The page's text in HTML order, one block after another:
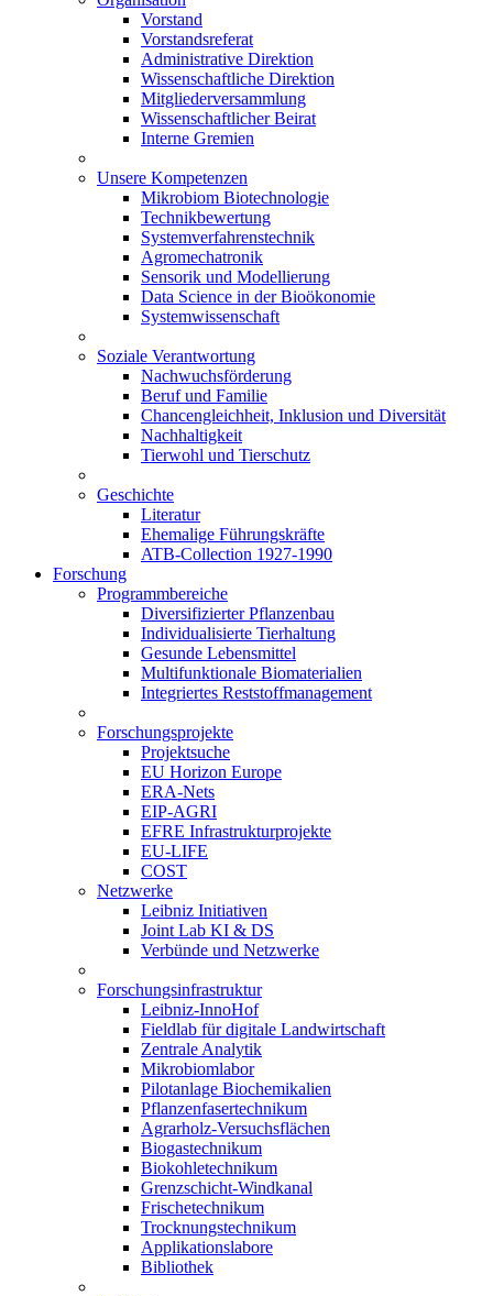
Vorstand
Vorstandsreferat
Administrative Direktion
Wissenschaftliche Direktion
Mitgliederversammlung
Wissenschaftlicher Beirat
Interne Gremien
Unsere Kompetenzen
Mikrobiom Biotechnologie
Technikbewertung
Systemverfahrenstechnik
Agromechatronik
Sensorik und Modellierung
Data Science in der Bioökonomie
Systemwissenschaft
Soziale Verantwortung
Nachwuchsförderung
Beruf und Familie
Chancengleichheit, Inklusion und Diversität
Nachhaltigkeit
Tierwohl und Tierschutz
Geschichte
Literatur
Ehemalige Führungskräfte
ATB-Collection 1927-1990
Forschung
Programmbereiche
Diversifizierter Pflanzenbau
Individualisierte Tierhaltung
Gesunde Lebensmittel
Multifunktionale Biomaterialien
Integriertes Reststoffmanagement
Forschungsprojekte
Projektsuche
EU Horizon Europe
ERA-Nets
EIP-AGRI
EFRE Infrastrukturprojekte
EU-LIFE
COST
Netzwerke
Leibniz Initiativen
Joint Lab KI & DS
Verbünde und Netzwerke
Forschungsinfrastruktur
Leibniz-InnoHof
Fieldlab für digitale Landwirtschaft
Zentrale Analytik
Mikrobiomlabor
Pilotanlage Biochemikalien
Pflanzenfasertechnikum
Agrarholz-Versuchsflächen
Biogastechnikum
Biokohletechnikum
Grenzschicht-Windkanal
Frischetechnikum
Trocknungstechnikum
Applikationslabore
Bibliothek